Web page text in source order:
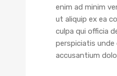
enim ad minim
ut aliquip ex ea
culpa qui officia
perspiciatis
accusantium